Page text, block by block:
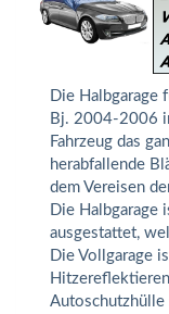
Die Halbgarage
Bj. 2004-2006
Fahrzeug das
herabfallende
dem Vereisen
Die Halbgarage
ausgestattet,
Die Vollgarage